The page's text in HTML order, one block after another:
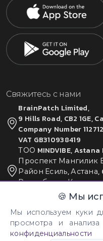
🍪 Мы
Мы используем куки
просмотра и
конфиденциальности
Свяжитесь с нами
BrainPatch Limited,
9 Hills Road, CB2 1GE,
Company Number
VAT GB310938419
ТОО MINDVIBE, Astana
Проспект Мангилик
Район Есиль, Астана,
Республика
БИН 210740002619
© 2026 Все права